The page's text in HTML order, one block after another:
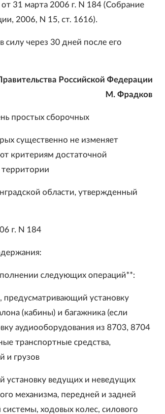
31 марта 2006 г. N 184 (Собрание
2006, N 15, ст. 1616).
силу через 30 дней после его
Российской Федерации
М. Фрадков
простых сборочных
существенно не изменяет
критериям достаточной
территории
области, утвержденный
г. N 184
следующих операций**:
предусматривающий установку
(кабины) и багажника (если
аудиооборудования из 8703, 8704
транспортные средства,
и грузов
установку ведущих и неведущих
механизма, передней и задней
ходовых колес, силового